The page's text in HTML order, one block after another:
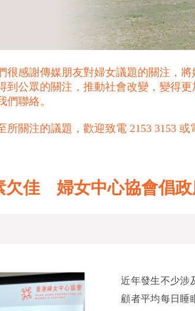
感謝傳媒朋友對婦女議題的關注，
到公眾的關注，推動社會改變，變得
聯絡。
關注的議題，歡迎致電 2153 3153 或
欠佳 婦女中心協會倡
近年發生不少涉
顧者平均每日睡